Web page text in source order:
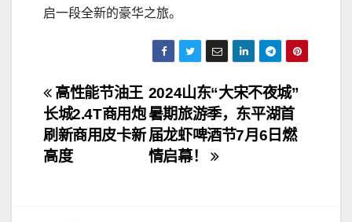
启一段全新的豪华之旅。
文
章
导
2024山东“大宋不夜城”
暑期旅游季，东平湖首
届龙虾啤酒节7月6日燃
情启幕！
高性能节油王
长城2.4T商用炮
刷新商用皮卡新
高度